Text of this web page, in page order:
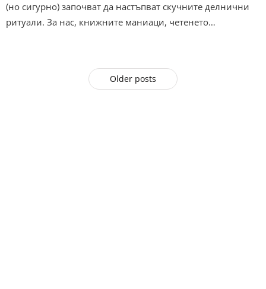
(но сигурно) започват да настъпват скучните делнични
ритуали. За нас, книжните маниаци, четенето…
Older posts